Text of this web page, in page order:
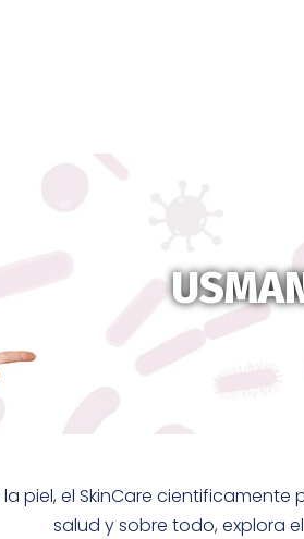
piel, el SkinCare
salud y sobre todo, explora